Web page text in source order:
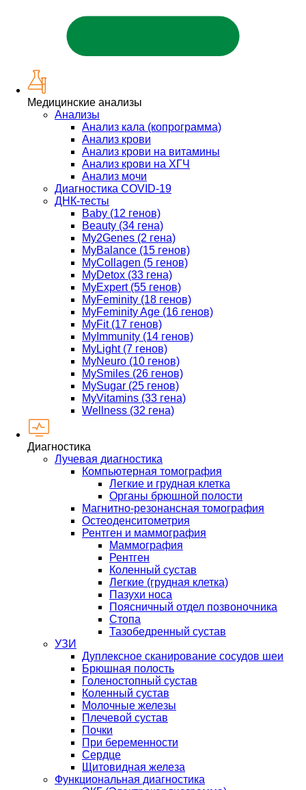
Медицинские анализы
Анализы
Анализ кала (копрограмма)
Анализ крови
Анализ крови на витамины
Анализ крови на ХГЧ
Анализ мочи
Диагностика COVID-19
ДНК-тесты
Baby (12 генов)
Beauty (34 гена)
My2Genes (2 гена)
MyBalance (15 генов)
MyCollagen (5 генов)
MyDetox (33 гена)
MyExpert (55 генов)
MyFeminity (18 генов)
MyFeminity Age (16 генов)
MyFit (17 генов)
MyImmunity (14 генов)
MyLight (7 генов)
MyNeuro (10 генов)
MySmiles (26 генов)
MySugar (25 генов)
MyVitamins (33 гена)
Wellness (32 гена)
Диагностика
Лучевая диагностика
Компьютерная томография
Легкие и грудная клетка
Органы брюшной полости
Магнитно-резонансная томография
Остеоденситометрия
Рентген и маммография
Маммография
Рентген
Коленный сустав
Легкие (грудная клетка)
Пазухи носа
Поясничный отдел позвоночника
Стопа
Тазобедренный сустав
УЗИ
Дуплексное сканирование сосудов шеи
Брюшная полость
Голеностопный сустав
Коленный сустав
Молочные железы
Плечевой сустав
Почки
При беременности
Сердце
Щитовидная железа
Функциональная диагностика